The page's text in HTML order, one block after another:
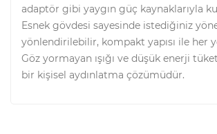
adaptör gibi yaygın güç kaynaklarıyla
Esnek gövdesi sayesinde istediğiniz
yönlendirilebilir, kompakt yapısı ile her
Göz yormayan ışığı ve düşük enerji
bir kişisel aydınlatma çözümüdür.